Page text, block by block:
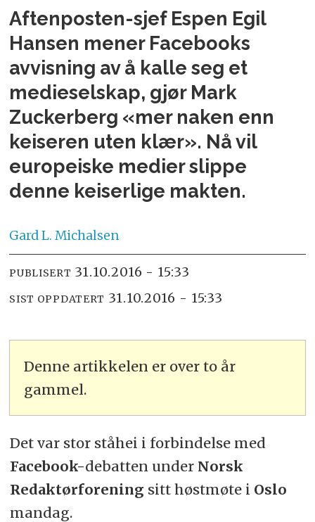
Aftenposten-sjef Espen Egil
Hansen mener Facebooks
avvisning av å kalle seg et
medieselskap, gjør Mark
Zuckerberg «mer naken enn
keiseren uten klær». Nå vil
europeiske medier slippe
denne keiserlige makten.
Gard L. Michalsen
PUBLISERT 31.10.2016 - 15:33
SIST OPPDATERT 31.10.2016 - 15:33
Denne artikkelen er over to år
gammel.
Det var stor ståhei i forbindelse med
Facebook-debatten under Norsk
Redaktørforening sitt høstmøte i Oslo
mandag.